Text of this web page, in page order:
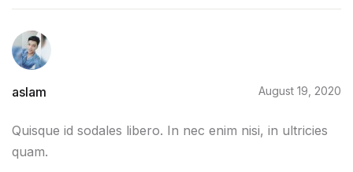
aslam August 19, 2020
Quisque id sodales libero. In nec enim nisi, in ultricies
quam.